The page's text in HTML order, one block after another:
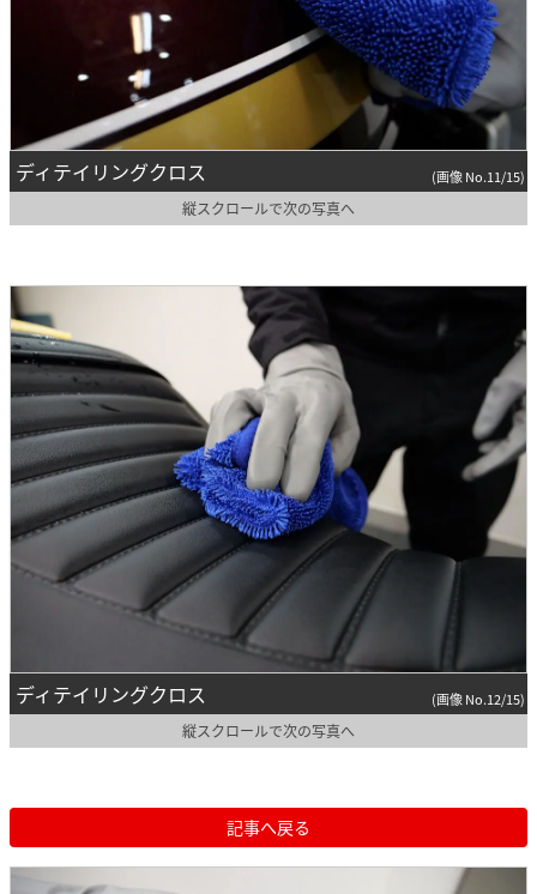
ディテイリングクロス (画像 No.11/15)
縦スクロールで次の写真へ
ディテイリングクロス (画像 No.12/15)
縦スクロールで次の写真へ
記事へ戻る